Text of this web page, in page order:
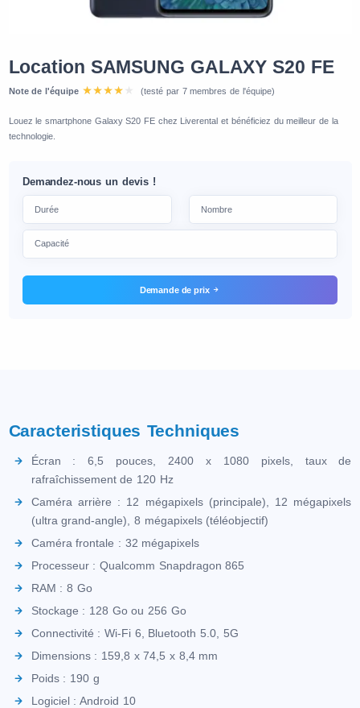
Location SAMSUNG GALAXY S20 FE
Note de l'équipe (testé par 7 membres de l'équipe)
Louez le smartphone Galaxy S20 FE chez Liverental et bénéficiez du meilleur de la
technologie.
Demandez-nous un devis !
Demande de prix
Caracteristiques Techniques
Écran : 6,5 pouces, 2400 x 1080 pixels, taux de
rafraîchissement de 120 Hz
Caméra arrière : 12 mégapixels (principale), 12 mégapixels
(ultra grand-angle), 8 mégapixels (téléobjectif)
Caméra frontale : 32 mégapixels
Processeur : Qualcomm Snapdragon 865
RAM : 8 Go
Stockage : 128 Go ou 256 Go
Connectivité : Wi-Fi 6, Bluetooth 5.0, 5G
Dimensions : 159,8 x 74,5 x 8,4 mm
Poids : 190 g
Logiciel : Android 10